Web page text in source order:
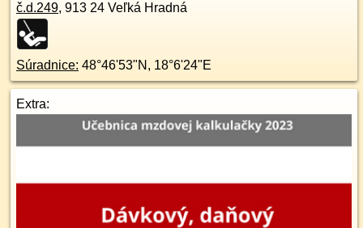
č.d.249, 913 24 Veľká Hradná
Súradnice: 48°46'53"N , 18°6'24"E
Extra: